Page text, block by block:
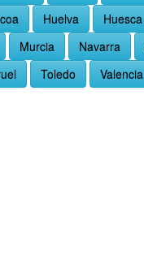
Huelva Huesca
Murcia Navarra
Toledo Valencia